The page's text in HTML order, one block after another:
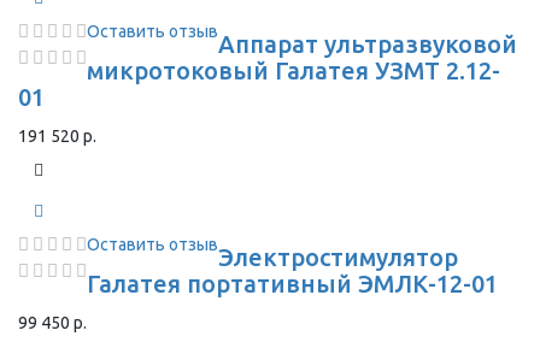
Оставить отзывАппарат ультразвуковой
микротоковый Галатея УЗМТ 2.12-
01
191 520 р.
Оставить отзывЭлектростимулятор
Галатея портативный ЭМЛК-12-01
99 450 р.